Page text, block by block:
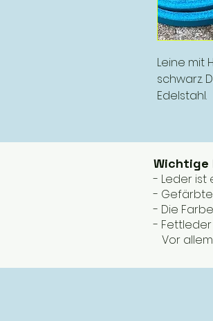
Leine mit
schwarz.
Edelstahl.
Wichtige
- Leder ist
-
- Die
-
Vor